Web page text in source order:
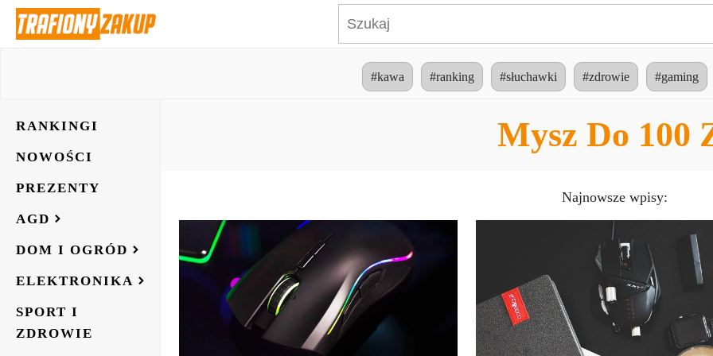
#kawa #ranking #słuchawki #zdrowie #gaming
RANKINGI
NOWOŚCI
PREZENTY
AGD
DOM I OGRÓD
ELEKTRONIKA
SPORT I
ZDROWIE
Mysz Do 100
Najnowsze wpisy: